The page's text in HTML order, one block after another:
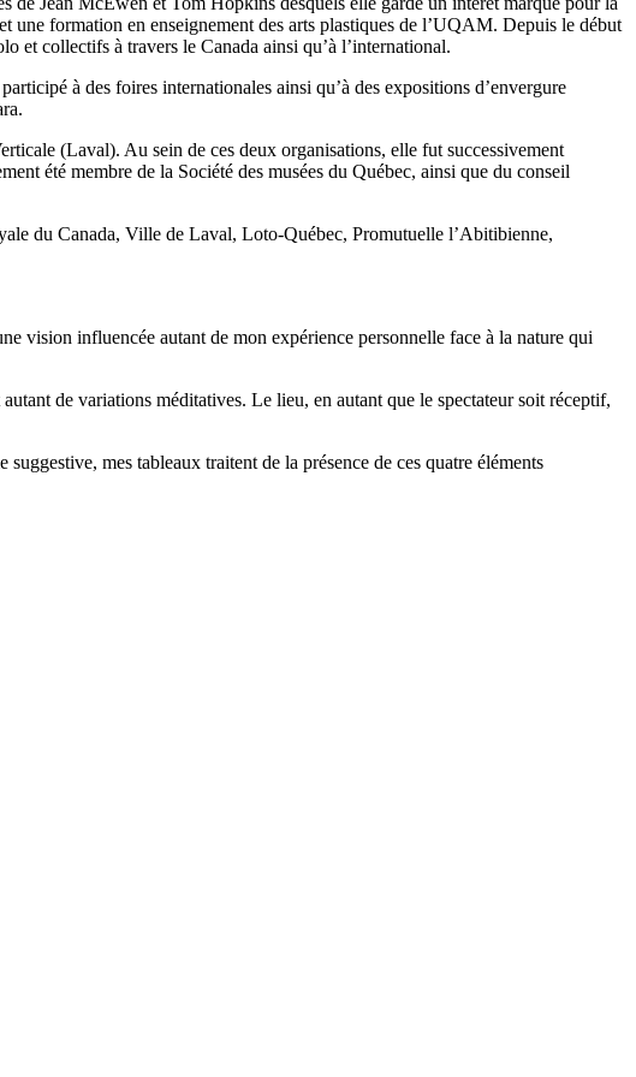
une formation en enseignement des arts plastiques de l’UQAM. Depuis le début
et collectifs à travers le Canada ainsi qu’à l’international.
à des foires internationales ainsi qu’à des expositions d’envergure
(Laval). Au sein de ces deux organisations, elle fut successivement
été membre de la Société des musées du Québec, ainsi que du conseil
du Canada, Ville de Laval, Loto-Québec, Promutuelle l’Abitibienne,
vision influencée autant de mon expérience personnelle face à la nature qui
de variations méditatives. Le lieu, en autant que le spectateur soit réceptif,
mes tableaux traitent de la présence de ces quatre éléments